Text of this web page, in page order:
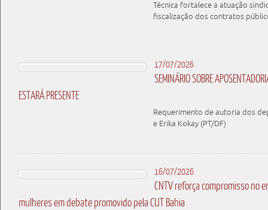
Técnica fortalece a atuação
fiscalização dos contratos
17/07/2026
SEMINÁRIO SOBRE
ESTARÁ PRESENTE
Requerimento de autoria dos
e Erika Kokay (PT/DF)
16/07/2026
CNTV reforça compromisso no
mulheres em debate promovido pela CUT Bahia